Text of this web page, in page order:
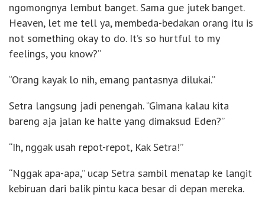
ngomongnya lembut banget. Sama gue jutek banget.
Heaven, let me tell ya, membeda-bedakan orang itu is
not something okay to do. It’s so hurtful to my
feelings, you know?”
“Orang kayak lo nih, emang pantasnya dilukai.”
Setra langsung jadi penengah. “Gimana kalau kita
bareng aja jalan ke halte yang dimaksud Eden?”
“Ih, nggak usah repot-repot, Kak Setra!”
“Nggak apa-apa,” ucap Setra sambil menatap ke langit
kebiruan dari balik pintu kaca besar di depan mereka.